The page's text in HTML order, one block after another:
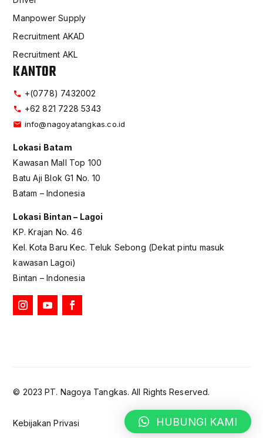
Manpower Supply
Recruitment AKAD
Recruitment AKL
KANTOR
+(0778) 7432002
+62 821 7228 5343
info@nagoyatangkas.co.id
Lokasi Batam
Kawasan Mall Top 100
Batu Aji Blok G1 No. 10
Batam – Indonesia
Lokasi Bintan – Lagoi
KP. Krajan No. 46
Kel. Kota Baru Kec. Teluk Sebong (Dekat pintu masuk
kawasan Lagoi)
Bintan – Indonesia
© 2023 PT. Nagoya Tangkas. All Rights Reserved.
Kebijakan Privasi HUBUNGI KAMI